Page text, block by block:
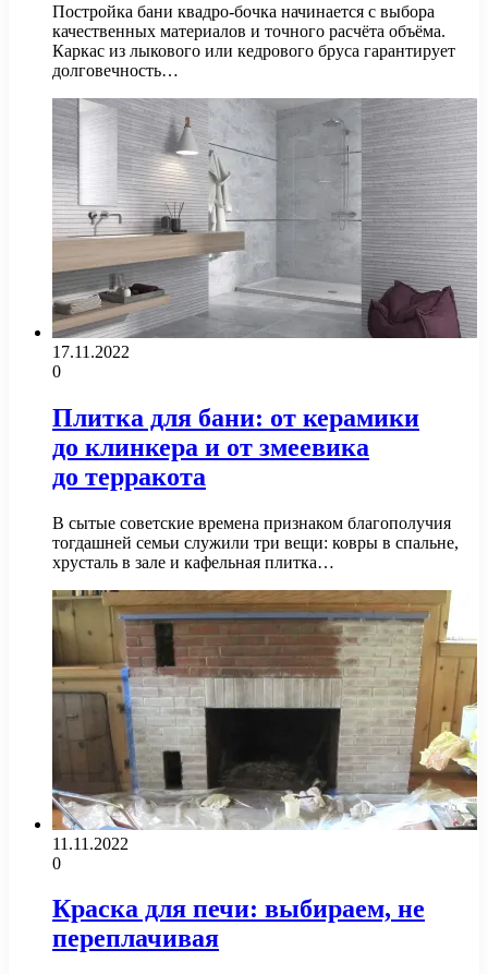
Постройка бани квадро-бочка начинается с выбора
качественных материалов и точного расчёта объёма.
Каркас из лыкового или кедрового бруса гарантирует
долговечность…
17.11.2022
0
Плитка для бани: от керамики
до клинкера и от змеевика
до терракота
В сытые советские времена признаком благополучия
тогдашней семьи служили три вещи: ковры в спальне,
хрусталь в зале и кафельная плитка…
11.11.2022
0
Краска для печи: выбираем, не
переплачивая